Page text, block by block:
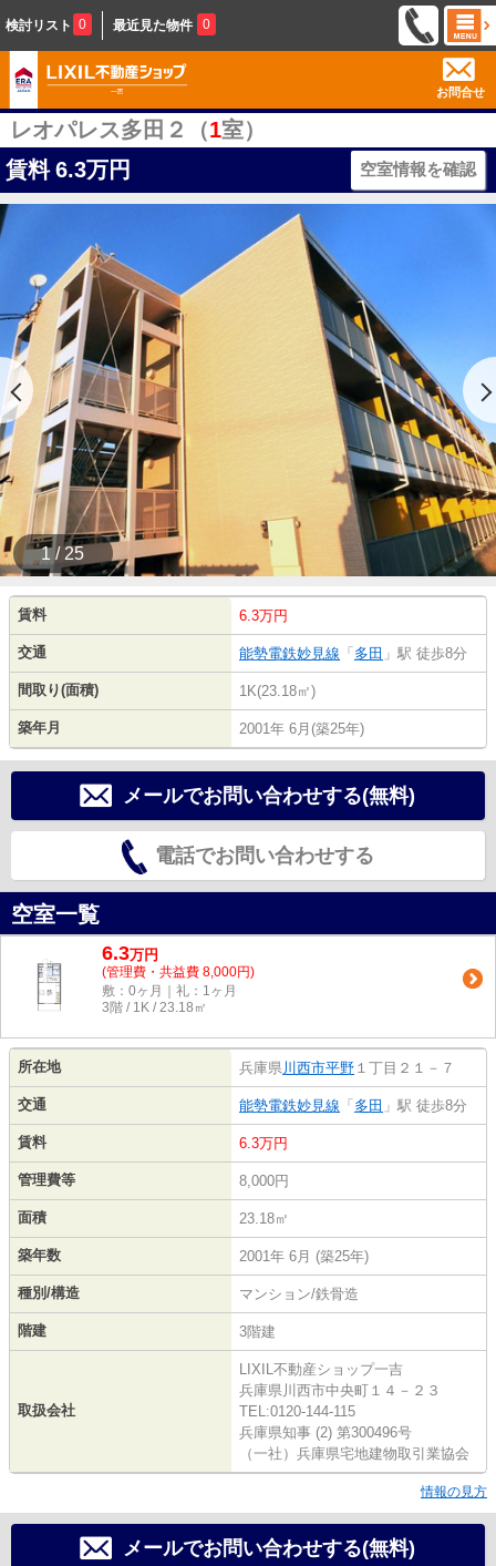
検討リスト 0 最近見た物件 0
お問合せ
レオパレス多田２（1室）
賃料 6.3万円 空室情報を確認
1 / 25
賃料 6.3万円
交通 能勢電鉄妙見線 「 多田 」駅 徒歩8分
間取り(面積) 1K(23.18㎡)
築年月 2001年 6月(築25年)
メールでお問い合わせする(無料)
電話でお問い合わせする
空室一覧
6.3万円
(管理費・共益費 8,000円)
敷：0ヶ月｜礼：1ヶ月
3階 / 1K / 23.18㎡
所在地 兵庫県川西市平野 １丁目２１－７
交通 能勢電鉄妙見線 「 多田 」駅 徒歩8分
賃料 6.3万円
管理費等 8,000円
面積 23.18㎡
築年数 2001年 6月 (築25年)
種別/構造 マンション/鉄骨造
階建 3階建
取扱会社
LIXIL不動産ショップ一吉
兵庫県川西市中央町１４－２３
TEL:0120-144-115
兵庫県知事 (2) 第300496号
（一社）兵庫県宅地建物取引業協会
情報の見方
メールでお問い合わせする(無料)